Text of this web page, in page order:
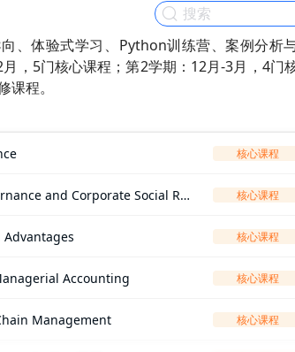
GRE成绩将有助于申请，并通常要有相关
、体验式学习、Python训练营、案例分析
，5门核心课程；第2学期：12月-3月，4门
程。
核心课程
and Corporate Social Re 核心课程
核心课程
Accounting 核心课程
Management 核心课程